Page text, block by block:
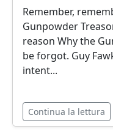
Remember,
Gunpowder
reason Why the
be forgot. Guy
intent...
Continua la lettura